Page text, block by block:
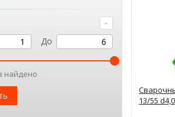
13/55 d4,0
До
найдено